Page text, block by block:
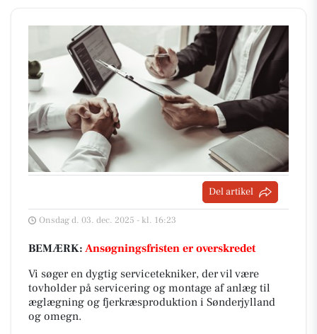
Del artikel
Onsdag d. 03. dec. 2025 - kl. 16:23
BEMÆRK: Ansøgningsfristen er overskredet
Vi søger en dygtig servicetekniker, der vil være
tovholder på servicering og montage af anlæg til
æglægning og fjerkræsproduktion i Sønderjylland
og omegn.